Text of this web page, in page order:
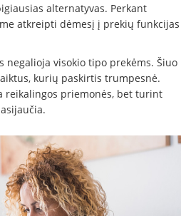
alternatyvas. Perkant
atkreipti dėmesį į prekių funkcijas
negalioja visokio tipo prekėms. Šiuo
kurių paskirtis trumpesnė.
reikalingos priemonės, bet turint